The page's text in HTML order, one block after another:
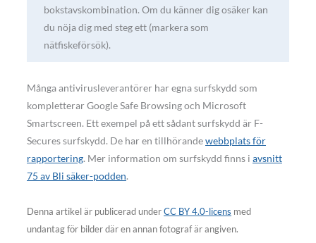
bokstavskombination. Om du känner dig osäker kan
du nöja dig med steg ett (markera som
nätfiskeförsök).
Många antivirusleverantörer har egna surfskydd som
kompletterar Google Safe Browsing och Microsoft
Smartscreen. Ett exempel på ett sådant surfskydd är F-
Secures surfskydd. De har en tillhörandewebbplats för
rapportering. Mer information om surfskydd finns i avsnitt
75 av Bli säker-podden.
Denna artikel är publicerad under CC BY 4.0-licens med
undantag för bilder där en annan fotograf är angiven.